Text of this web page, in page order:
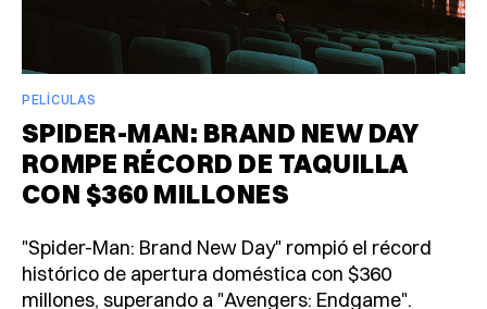
PELÍCULAS
SPIDER-MAN: BRAND NEW DAY
ROMPE RÉCORD DE TAQUILLA
CON $360 MILLONES
"Spider-Man: Brand New Day" rompió el récord
histórico de apertura doméstica con $360
millones, superando a "Avengers: Endgame".